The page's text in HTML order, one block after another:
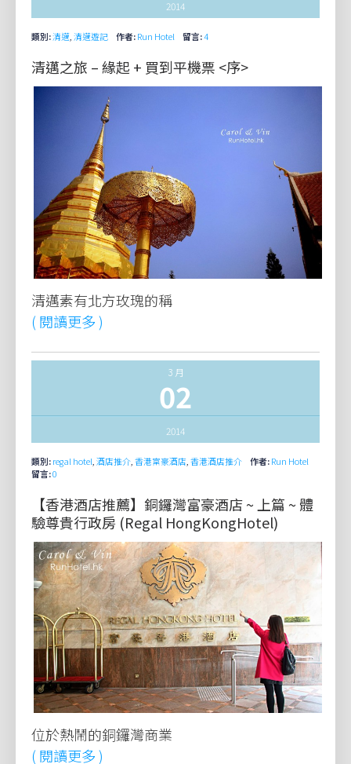
2014
類別:清邁 ,清邁遊記 作者:Run Hotel 留言:4
清邁之旅 – 緣起 + 買到平機票 <序>
清邁素有北方玫瑰的稱
( 閱讀更多 )
3 月
02
2014
類別:regal hotel ,酒店推介 ,香港富豪酒店 ,香港酒店推介 作者:Run Hotel
留言:0
【香港酒店推薦】銅鑼灣富豪酒店 ~ 上篇 ~ 體
驗尊貴行政房 (Regal HongKongHotel)
位於熱鬧的銅鑼灣商業
( 閱讀更多 )